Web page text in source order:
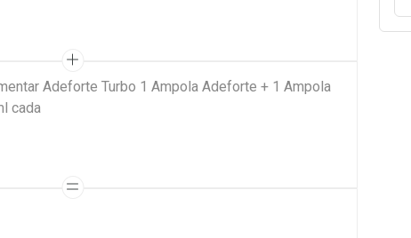
Adeforte Turbo 1 Ampola Adeforte + 1 Ampola
cada